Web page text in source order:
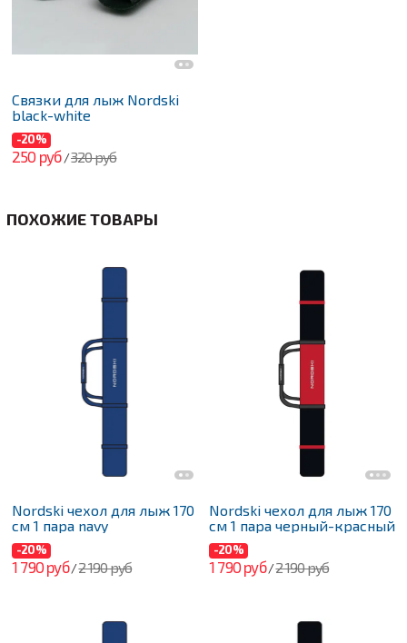
Связки для лыж Nordski
black-white
-20%
250 руб/320 руб
ПОХОЖИЕ ТОВАРЫ
Nordski чехол для лыж 170
см 1 пара navy
-20%
1 790 руб/2 190 руб
Nordski чехол для лыж 170
см 1 пара черный-красный
-20%
1 790 руб/2 190 руб